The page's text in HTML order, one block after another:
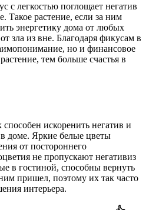
с легкостью поглощает негатив
Такое растение, если за ним
энергетику дома от любых
зла из вне. Благодаря фикусам в
но и финансовое
тем больше счастья в
искоренить негатив и
доме. Яркие белые цветы
от постороннего
не пропускают негативиз
в гостиной, способны вернуть
пришел, поэтому их так часто
интерьера.